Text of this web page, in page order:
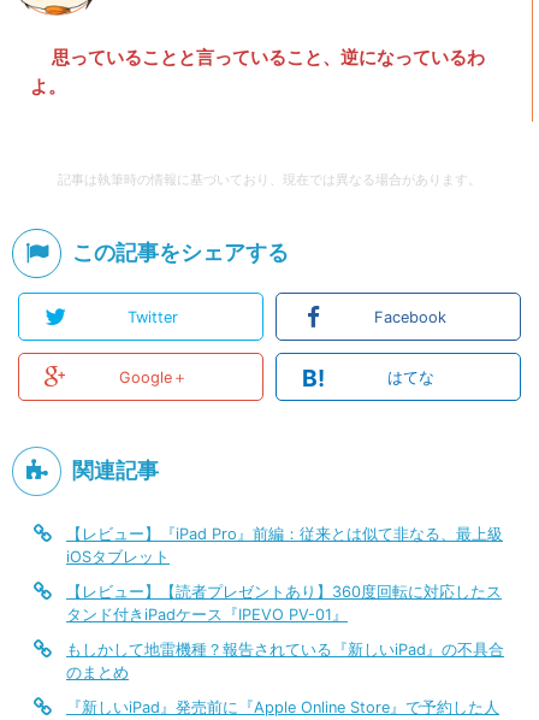
思っていることと言っていること、逆になっているわ
よ。
記事は執筆時の情報に基づいており、現在では異なる場合があります。
この記事をシェアする
Twitter Facebook
Google＋ B! はてな
関連記事
【レビュー】『iPad Pro』前編：従来とは似て非なる、最上級
iOSタブレット
【レビュー】【読者プレゼントあり】360度回転に対応したス
タンド付きiPadケース『IPEVO PV-01』
もしかして地雷機種？報告されている『新しいiPad』の不具合
のまとめ
『新しいiPad』発売前に『Apple Online Store』で予約した人